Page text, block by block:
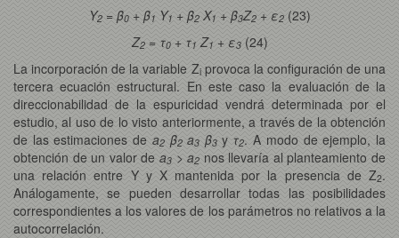
Y2= β0+ β1 Y1 + β2X1 + β3Z2+ ε2(23)
Z2= τ0+ τ1 Z1 + ε3(24)
La incorporación de la variable Ziprovoca la configuración de una
tercera ecuación estructural. En este caso la evaluación de la
direccionabilidad de la espuricidad vendrá determinada por el
estudio, al uso de lo visto anteriormente, a través de la obtención
de las estimaciones de a2β2a3 β3 y τ2. A modo de ejemplo, la
obtención de un valor de a3 >a2 nos llevaría al planteamiento de
una relación entre Y y X mantenida por la presencia de Z2.
Análogamente, se pueden desarrollar todas las posibilidades
correspondientes a los valores de los parámetros no relativos a la
autocorrelación.